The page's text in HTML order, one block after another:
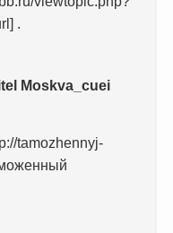
.
Moskva_cuei
tamozhennyj-